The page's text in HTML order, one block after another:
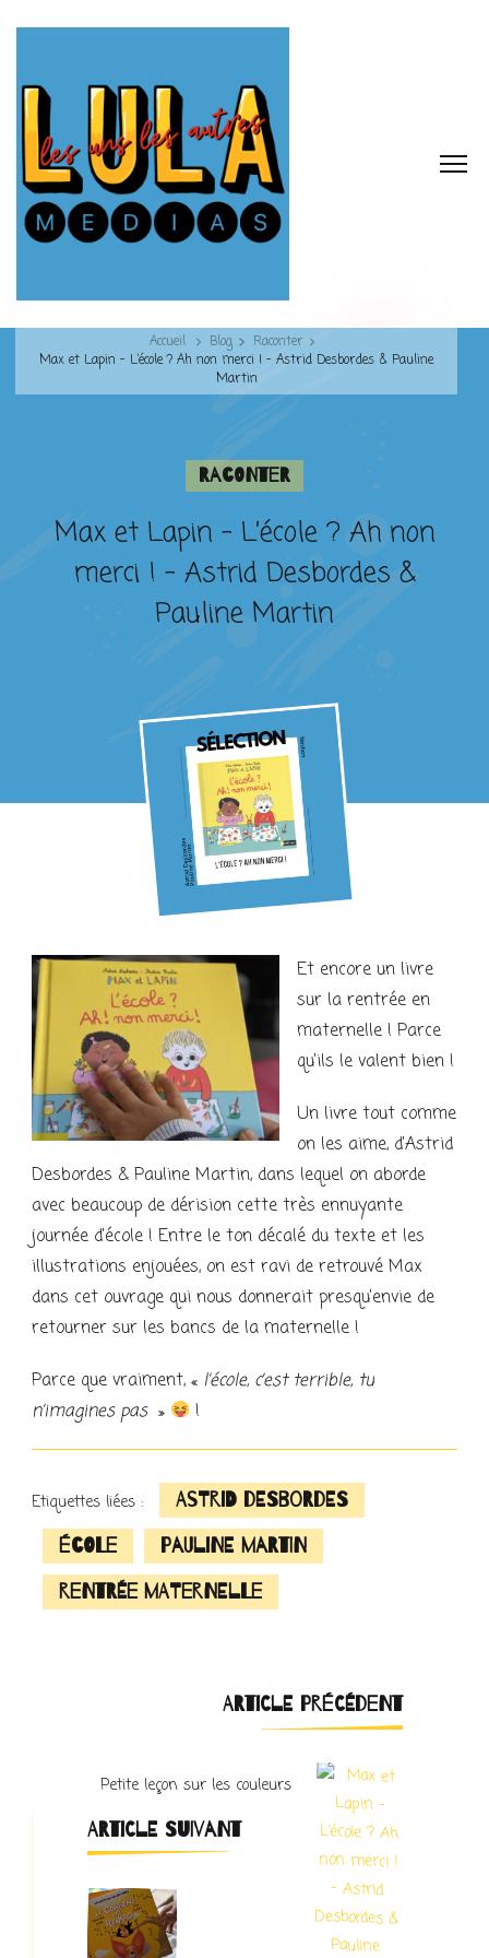
Accueil Blog
Raconter
Max et Lapin – L’école ? Ah non merci ! – Astrid Desbordes & Pauline
Martin
Raconter
Max et Lapin – L’école ? Ah non
merci ! – Astrid Desbordes &
Pauline Martin
Et encore un livre
sur la rentrée en
maternelle ! Parce
qu’ils le valent bien !
Un livre tout comme
on les aime, d’Astrid
Desbordes & Pauline Martin, dans lequel on aborde
avec beaucoup de dérision cette très ennuyante
journée d’école ! Entre le ton décalé du texte et les
illustrations enjouées, on est ravi de retrouvé Max
dans cet ouvrage qui nous donnerait presqu’envie de
retourner sur les bancs de la maternelle !
Parce que vraiment, « l’école, c’est terrible, tu
n’imagines pas » !
Etiquettes liées :
Astrid Desbordes
école
Pauline Martin
rentrée maternelle
Navigation
d'article
ARTICLE PRÉCÉDENT
Petite leçon sur les couleurs
ARTICLE SUIVANT